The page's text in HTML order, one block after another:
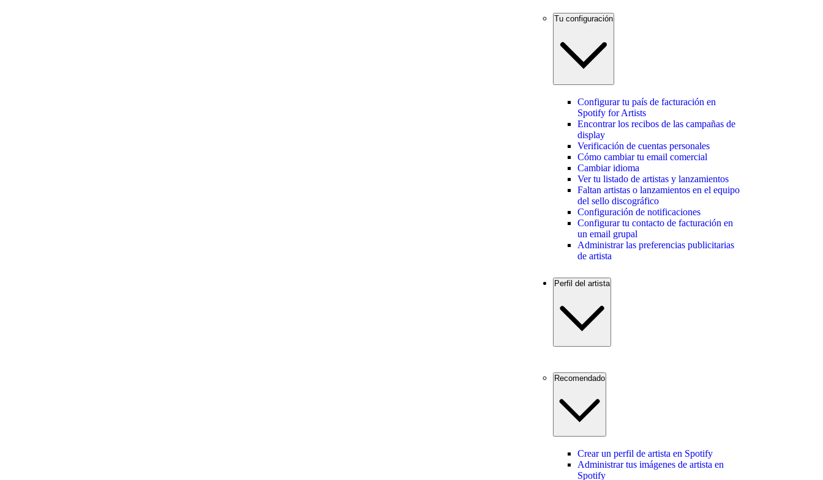
Tu configuración
Configurar tu país de facturación en
Spotify for Artists
Encontrar los recibos de las campañas de
display
Verificación de cuentas personales
Cómo cambiar tu email comercial
Cambiar idioma
Ver tu listado de artistas y lanzamientos
Faltan artistas o lanzamientos en el equipo
del sello discográfico
Configuración de notificaciones
Configurar tu contacto de facturación en
un email grupal
Administrar las preferencias publicitarias
de artista
Perfil del artista
Recomendado
Crear un perfil de artista en Spotify
Administrar tus imágenes de artista en
Spotify